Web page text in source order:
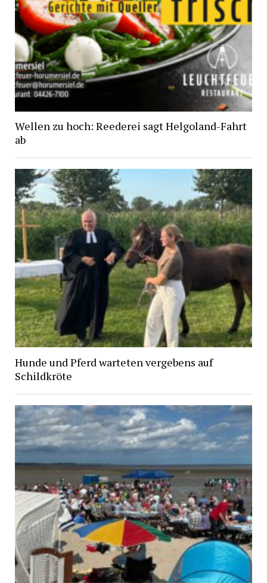
Wellen zu hoch: Reederei sagt Helgoland-Fahrt
ab
Hunde und Pferd warteten vergebens auf
Schildkröte